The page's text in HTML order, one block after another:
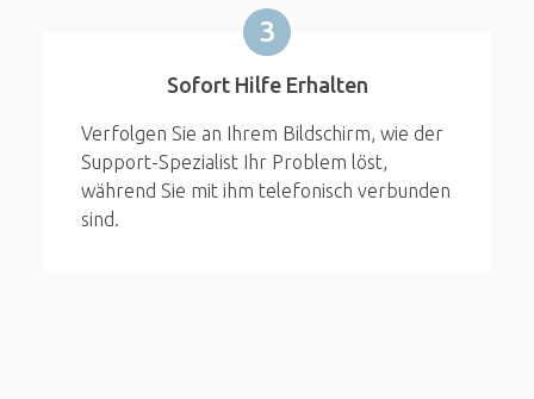
3
Sofort Hilfe Erhalten
Verfolgen Sie an Ihrem Bildschirm, wie der
Support-Spezialist Ihr Problem löst,
während Sie mit ihm telefonisch verbunden
sind.